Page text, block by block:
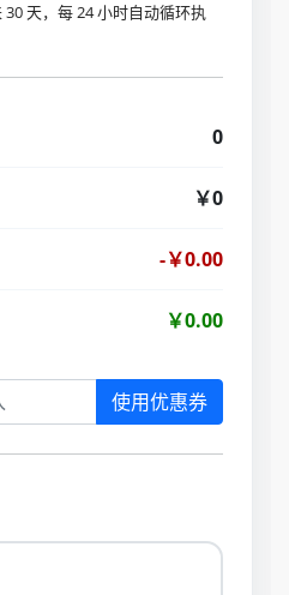
天，每 24 小时自动循环执
0
￥0
-￥0.00
￥0.00
使用优惠券